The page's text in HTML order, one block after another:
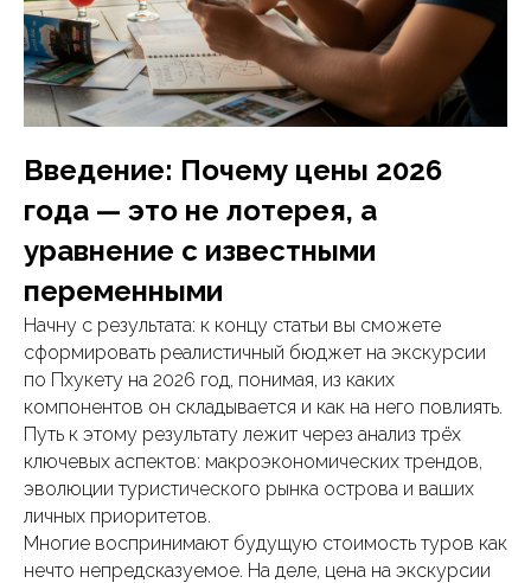
Введение: Почему цены 2026
года — это не лотерея, а
уравнение с известными
переменными
Начну с результата: к концу статьи вы сможете
сформировать реалистичный бюджет на экскурсии
по Пхукету на 2026 год, понимая, из каких
компонентов он складывается и как на него повлиять.
Путь к этому результату лежит через анализ трёх
ключевых аспектов: макроэкономических трендов,
эволюции туристического рынка острова и ваших
личных приоритетов.
Многие воспринимают будущую стоимость туров как
нечто непредсказуемое. На деле, цена на экскурсии